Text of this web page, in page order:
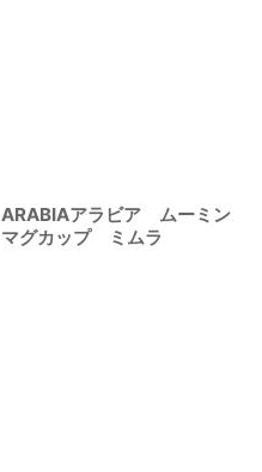
ARABIAアラビア ムーミン
マグカップ ミムラ